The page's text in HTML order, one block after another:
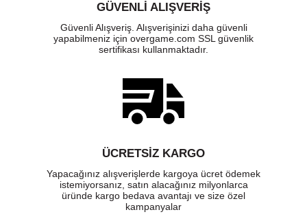
GÜVENLI ALIŞVERIŞ
Güvenli Alışveriş. Alışverişinizi daha güvenli
yapabilmeniz için overgame.com SSL güvenlik
sertifikası kullanmaktadır.
ÜCRETSIZ KARGO
Yapacağınız alışverişlerde kargoya ücret ödemek
istemiyorsanız, satın alacağınız milyonlarca
üründe kargo bedava avantajı ve size özel
kampanyalar